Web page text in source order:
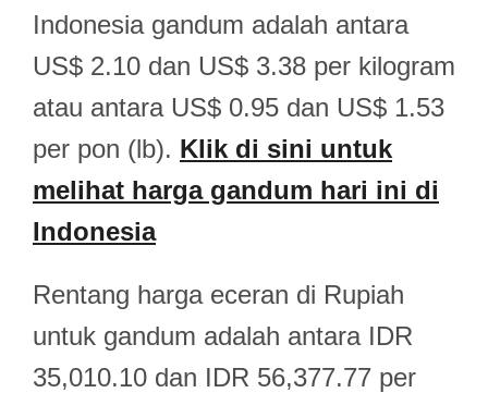
Indonesia gandum adalah antara
US$ 2.10 dan US$ 3.38 per kilogram
atau antara US$ 0.95 dan US$ 1.53
per pon (lb). Klik di sini untuk
melihat harga gandum hari ini di
Indonesia
Rentang harga eceran di Rupiah
untuk gandum adalah antara IDR
35,010.10 dan IDR 56,377.77 per